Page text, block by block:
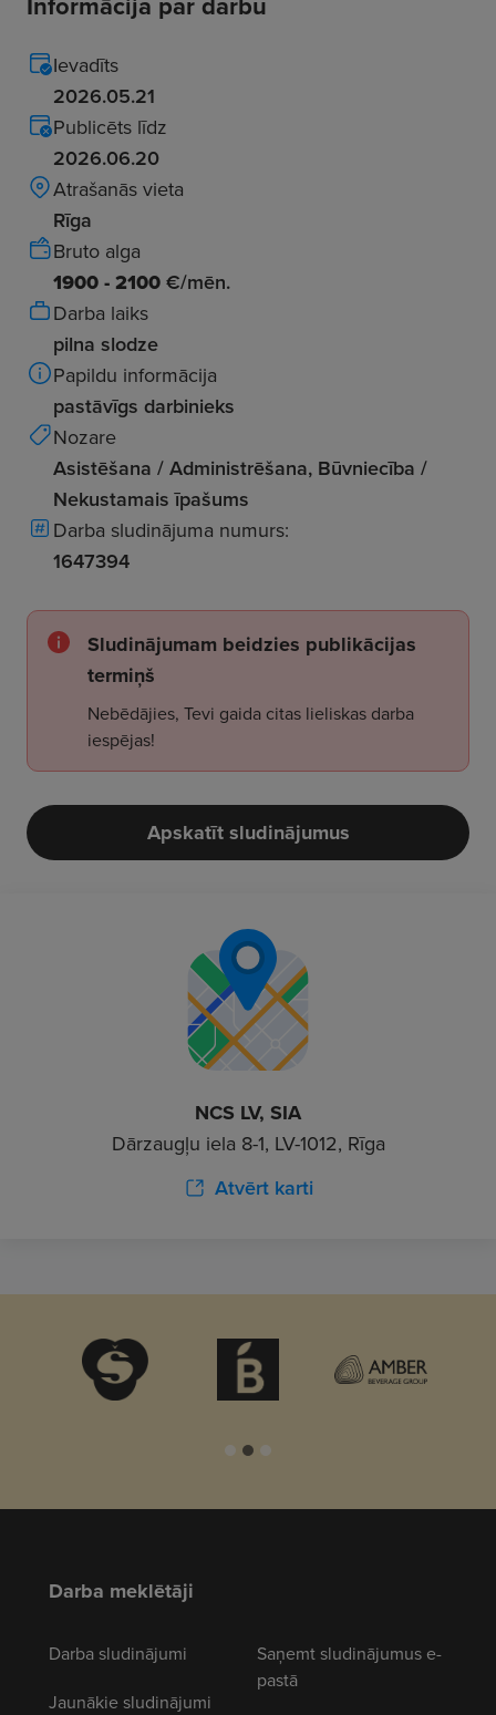
Ievadīts
2026.05.21
Publicēts līdz
2026.06.20
Atrašanās vieta
Rīga
Bruto alga
1900 - 2100 €/mēn.
Darba laiks
pilna slodze
Papildu informācija
pastāvīgs darbinieks
Nozare
Asistēšana / Administrēšana, Būvniecība /
Nekustamais īpašums
Darba sludinājuma numurs:
1647394
Sludinājumam beidzies publikācijas
termiņš
Nebēdājies, Tevi gaida citas lieliskas darba
iespējas!
Apskatīt sludinājumus
NCS LV, SIA
Dārzaugļu iela 8-1, LV-1012, Rīga
Atvērt karti
Darba meklētāji
Darba sludinājumi
Jaunākie sludinājumi
Saņemt sludinājumus e-
pastā